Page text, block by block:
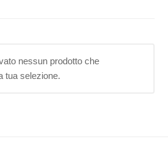
nessun prodotto che
tua selezione.